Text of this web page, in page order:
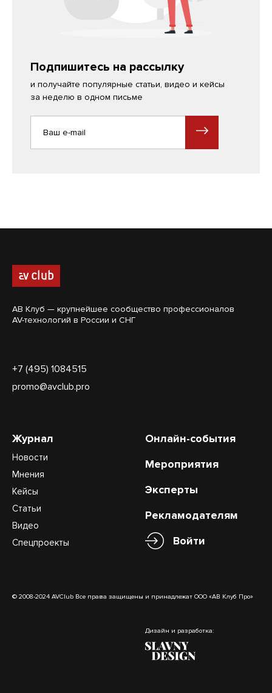
Подпишитесь на рассылку
и получайте популярные статьи, видео и кейсы
за неделю в одном письме
АВ Клуб — крупнейшее сообщество профессионалов
AV-технологий в России и СНГ
+7 (495) 1084515
promo@avclub.pro
Журнал
Новости
Мнения
Кейсы
Статьи
Видео
Спецпроекты
Онлайн-события
Мероприятия
Эксперты
Рекламодателям
Войти
© 2008-2024 AVClub Все права защищены и принадлежат ООО «АВ Клуб Про»
Дизайн и разработка: